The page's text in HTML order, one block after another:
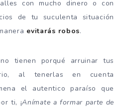
con mucho dinero o con
de tu suculenta situación
evitarás robos.
no tienen porqué arruinar tus
al tenerlas en cuenta
el autentico paraíso que
ti, ¡Anímate a formar parte de